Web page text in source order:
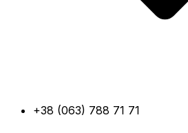
+38 (063) 788 71 71